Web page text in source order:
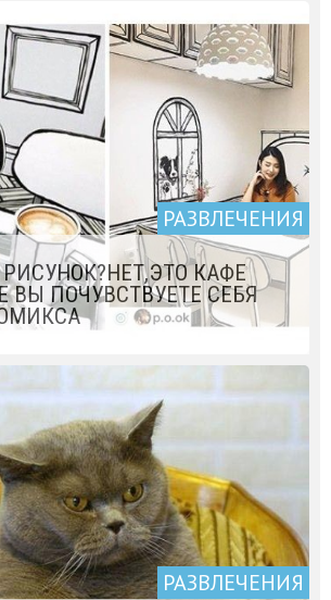
РАЗВЛЕЧЕНИЯ
КАФЕ
ВЫ ПОЧУВСТВУЕТЕ СЕБЯ
РАЗВЛЕЧЕНИЯ